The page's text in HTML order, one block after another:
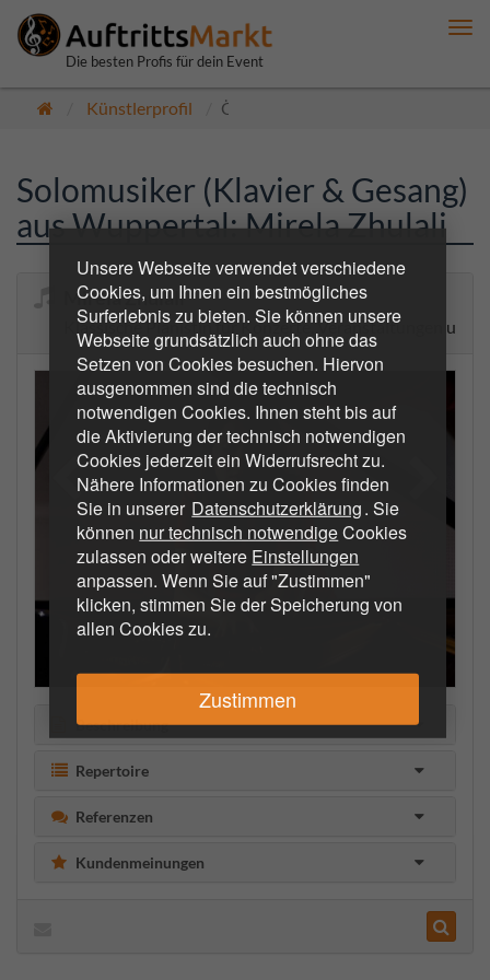
Unsere Webseite verwendet verschiedene
Cookies, um Ihnen ein bestmögliches
Surferlebnis zu bieten. Sie können unsere
Webseite grundsätzlich auch ohne das
Setzen von Cookies besuchen. Hiervon
ausgenommen sind die technisch
notwendigen Cookies. Ihnen steht bis auf
die Aktivierung der technisch notwendigen
Cookies jederzeit ein Widerrufsrecht zu.
Nähere Informationen zu Cookies finden
Sie in unserer Datenschutzerklärung. Sie
können nur technisch notwendigeCookies
zulassen oder weitere Einstellungen
anpassen. Wenn Sie auf "Zustimmen"
klicken, stimmen Sie der Speicherung von
allen Cookies zu.
Zustimmen
Die besten Profis für dein Event
Künstlerprofil Öffentlich
Solomusiker (Klavier & Gesang)
aus Wuppertal: Mirela Zhulali
Mirela Zhulali
Klassische Pianistin für Konzerte, Veranstaltungen und
Beschreibung
Repertoire
Referenzen
Kundenmeinungen